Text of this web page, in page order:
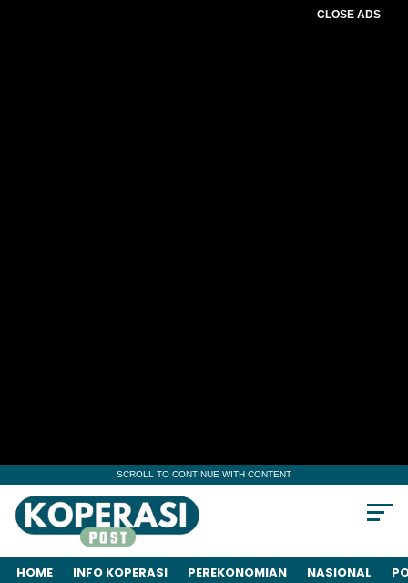
CLOSE ADS
SCROLL TO CONTINUE WITH CONTENT
HOME INFO KOPERASI PEREKONOMIAN NASIONAL